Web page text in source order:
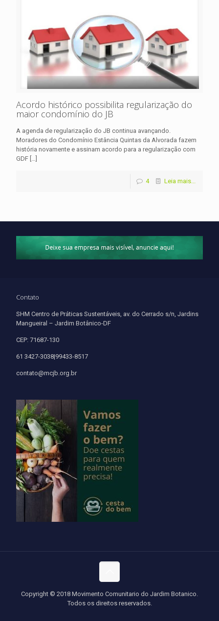
Acordo histórico possibilita regularização do
maior condomínio do JB
A agenda de regularização do JB continua avançando.
Moradores do Condomínio Estância Quintas da Alvorada fazem
história novamente e assinam acordo para a regularização com
GDF
4 Leia mais...
Contato
SHM Centro de Práticas Sustentáveis, av. do Cerrado s/n, Jardins
Mangueiral – Jardim Botânico-DF
CEP: 71687-130
61 3427-3038|99433-8517
contato@mcjb.org.br
Copyright © 2018 Movimento Comunitario do Jardim Botanico.
Todos os direitos reservados.